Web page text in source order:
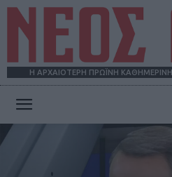
Η ΑΡΧΑΙΟΤΕΡΗ ΠΡΩΪΝΗ